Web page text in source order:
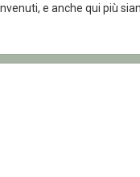
e anche qui più